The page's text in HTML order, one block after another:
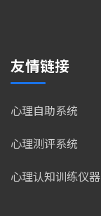
友情链接
心理自助系统
心理测评系统
心理认知训练仪器